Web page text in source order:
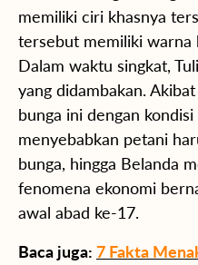
memiliki ciri khasnya
tersebut memiliki warna
Dalam waktu singkat,
yang didambakan.
bunga ini dengan
menyebabkan petani
bunga, hingga Belanda
fenomena ekonomi
awal abad ke-17.
Baca juga: 7 Fakta